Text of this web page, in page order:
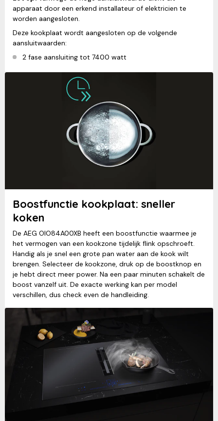
apparaat door een erkend installateur of elektricien te
worden aangesloten.
Deze kookplaat wordt aangesloten op de volgende
aansluitwaarden:
2 fase aansluiting tot 7400 watt
Boostfunctie kookplaat: sneller
koken
De AEG OIO84A00XB heeft een boostfunctie waarmee je
het vermogen van een kookzone tijdelijk flink opschroeft.
Handig als je snel een grote pan water aan de kook wilt
brengen. Selecteer de kookzone, druk op de boostknop en
je hebt direct meer power. Na een paar minuten schakelt de
boost vanzelf uit. De exacte werking kan per model
verschillen, dus check even de handleiding.